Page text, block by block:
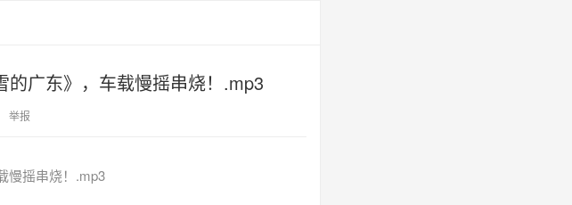
的广东》，车载慢摇串烧！.mp3
举报
慢摇串烧！.mp3